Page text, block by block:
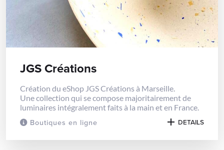
Boutiques en ligne
JGS Créations
Création du eShop JGS Créations à Marseille.
Une collection qui se compose majoritairement de
luminaires intégralement faits à la main et en France.
DETAILS